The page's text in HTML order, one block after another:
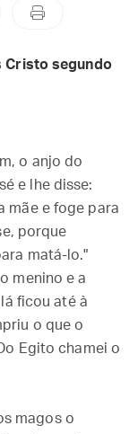
Cristo segundo
o anjo do
e lhe disse:
mãe e foge para
porque
matá-lo."
menino e a
ficou até à
o que o
Egito chamei o
magos o